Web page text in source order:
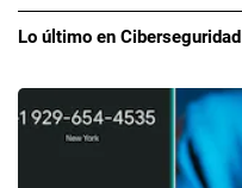
Lo último en Ciberseguridad